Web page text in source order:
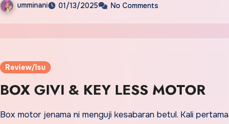
umminani 01/13/2025 No Comments
Review/Isu
BOX GIVI & KEY LESS MOTOR
Box motor jenama ni menguji kesabaran betul. Kali pertama